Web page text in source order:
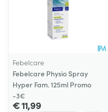
Febelcare
Febelcare Physio Spray
Hyper Fam. 125ml Promo
-3€
€ 11,99